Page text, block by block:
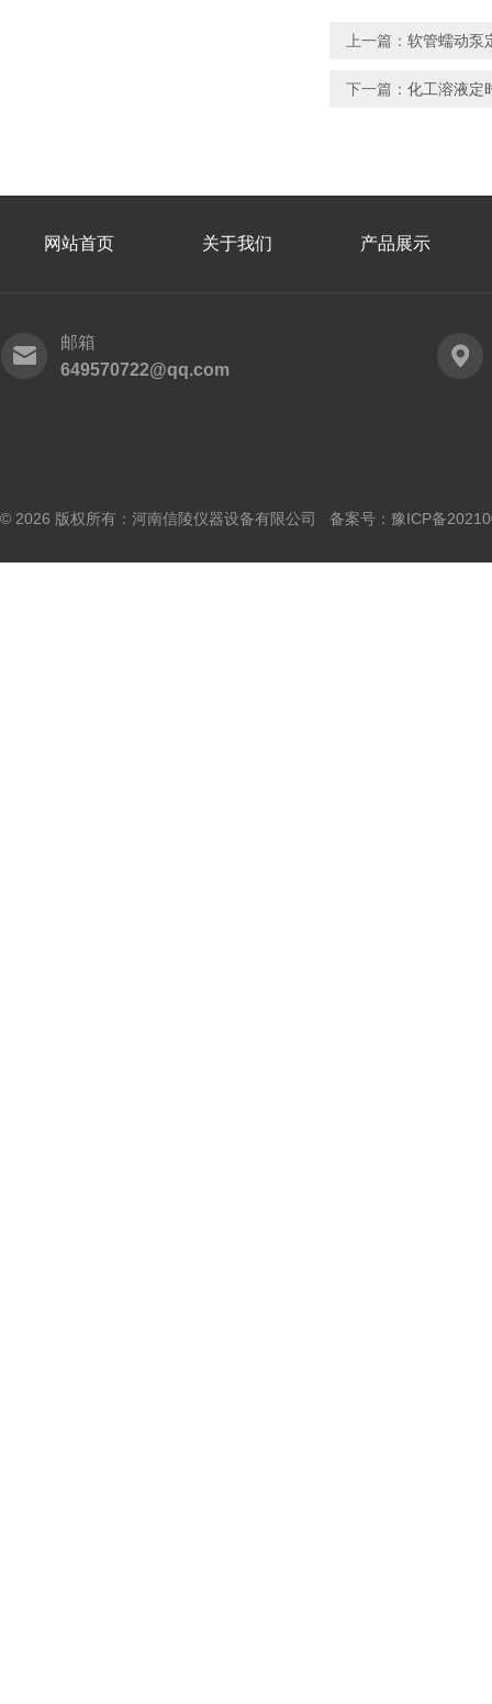
上一篇： 软管蠕动泵
下一篇： 化工溶液定
网站首页 关于我们 产品展示
邮箱
649570722@qq.com
© 2026 版权所有：河南信陵仪器设备有限公司 备案号： 豫ICP备